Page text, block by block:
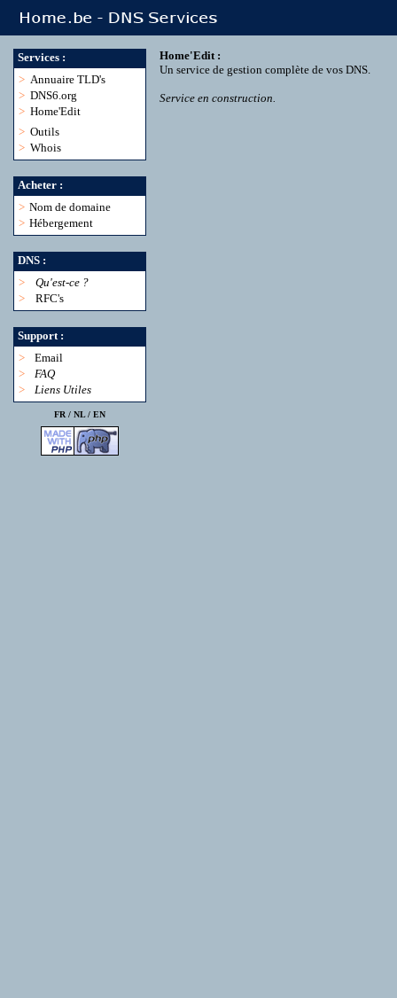
Services :
> Annuaire TLD's
> DNS6.org
> Home'Edit
> Outils
> Whois
Acheter :
> Nom de domaine
> Hébergement
DNS :
>
Qu'est-ce ?
>
RFC's
Support :
>
Email
>
FAQ
>
Liens Utiles
FR / NL/ EN
Home'Edit :
Un service de gestion complète de vos DNS.
Service en construction.